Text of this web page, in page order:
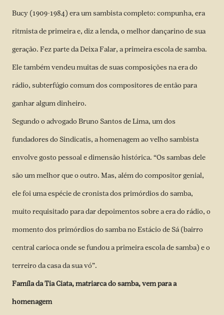
Bucy (1909-1984) era um sambista completo: compunha, era
ritmista de primeira e, diz a lenda, o melhor dançarino de sua
geração. Fez parte da Deixa Falar, a primeira escola de samba.
Ele também vendeu muitas de suas composições na era do
rádio, subterfúgio comum dos compositores de então para
ganhar algum dinheiro.
Segundo o advogado Bruno Santos de Lima, um dos
fundadores do Sindicatis, a homenagem ao velho sambista
envolve gosto pessoal e dimensão histórica. “Os sambas dele
são um melhor que o outro. Mas, além do compositor genial,
ele foi uma espécie de cronista dos primórdios do samba,
muito requisitado para dar depoimentos sobre a era do rádio, o
momento dos primórdios do samba no Estácio de Sá (bairro
central carioca onde se fundou a primeira escola de samba) e o
terreiro da casa da sua vó”.
Famíla da Tia Ciata, matriarca do samba, vem para a
homenagem